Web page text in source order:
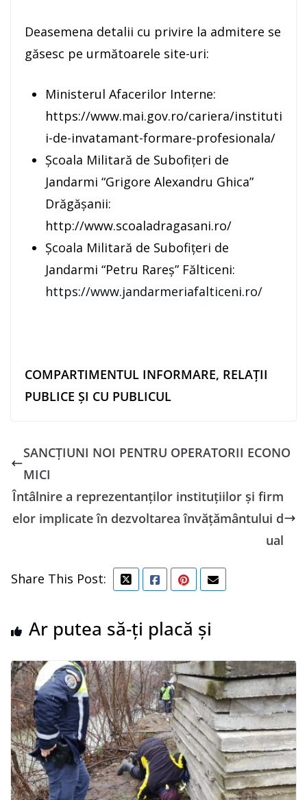
Deasemena detalii cu privire la admitere se
găsesc pe următoarele site-uri:
Ministerul Afacerilor Interne:
https://www.mai.gov.ro/cariera/instituti
i-de-invatamant-formare-profesionala/
Școala Militară de Subofițeri de
Jandarmi “Grigore Alexandru Ghica”
Drăgășanii:
http://www.scoaladragasani.ro/
Școala Militară de Subofițeri de
Jandarmi “Petru Rareș” Fălticeni:
https://www.jandarmeriafalticeni.ro/
COMPARTIMENTUL INFORMARE, RELAŢII
PUBLICE ŞI CU PUBLICUL
SANCȚIUNI NOI PENTRU OPERATORII ECONO
MICI
Întâlnire a reprezentanților instituțiilor și firm
elor implicate în dezvoltarea învățământului d
ual
Share This Post:
Ar putea să-ți placă și